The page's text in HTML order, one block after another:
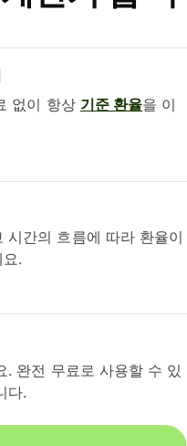
없이 항상 기준 환율을 이
시간의 흐름에 따라 환율이
.
. 완전 무료로 사용할 수 있
다.